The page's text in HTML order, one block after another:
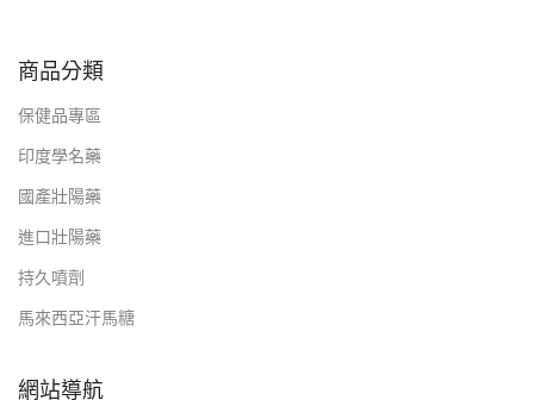
商品分類
保健品專區
印度學名藥
國產壯陽藥
進口壯陽藥
持久噴劑
馬來西亞汗馬糖
網站導航